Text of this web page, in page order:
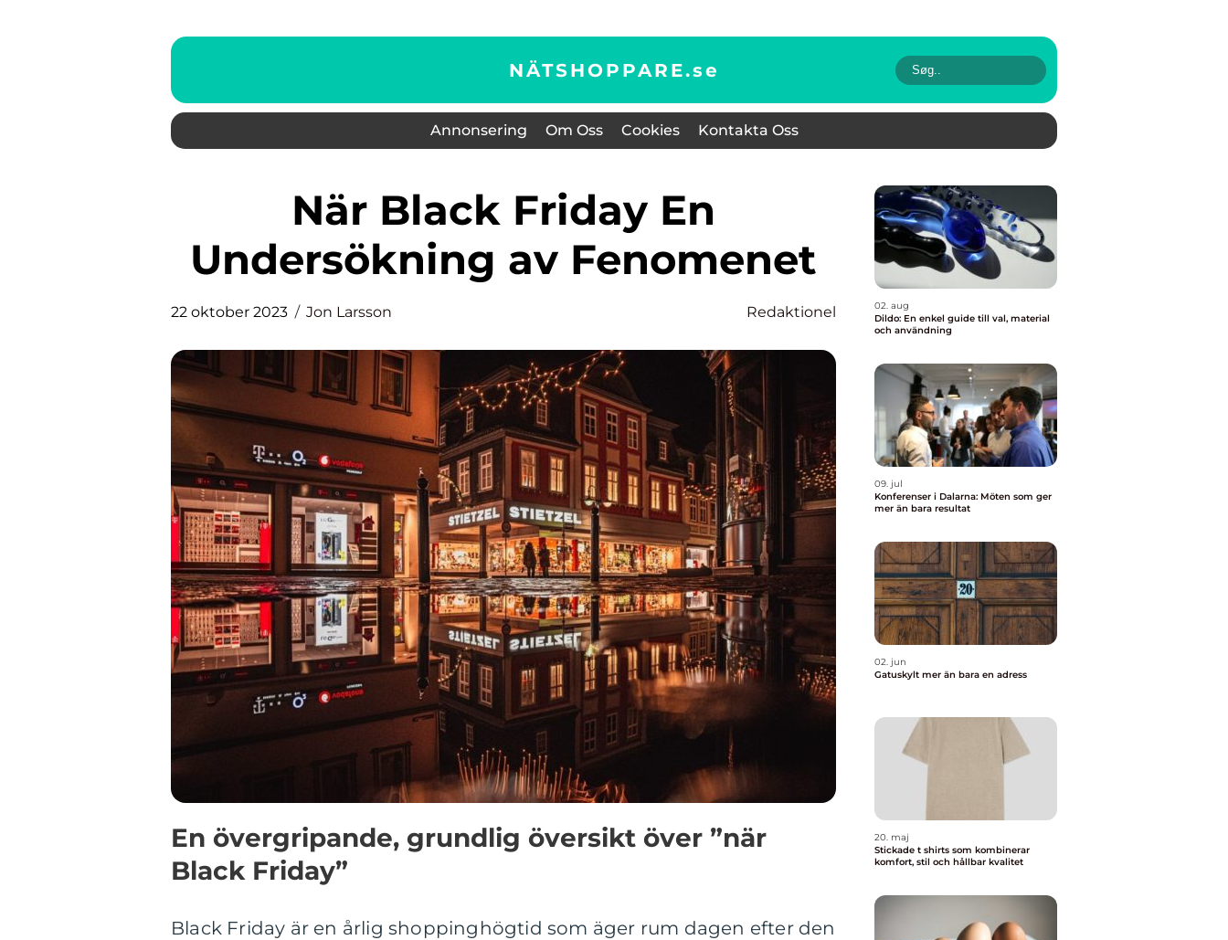
NÄTSHOPPARE.se
Annonsering Om Oss Cookies Kontakta Oss
När Black Friday En
Undersökning av Fenomenet
22 oktober 2023 Jon Larsson Redaktionel
En övergripande, grundlig översikt över ”när
Black Friday”
Black Friday är en årlig shoppinghögtid som äger rum dagen efter den
02. aug
Dildo: En enkel guide till val, material
och användning
09. jul
Konferenser i Dalarna: Möten som ger
mer än bara resultat
02. jun
Gatuskylt mer än bara en adress
20. maj
Stickade t shirts som kombinerar
komfort, stil och hållbar kvalitet